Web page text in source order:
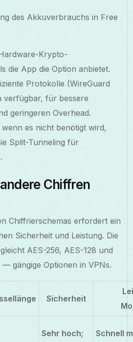
des Akkuverbrauchs in Free
Krypto-
die App die Option anbietet.
Protokolle (WireGuard
verfügbar, für bessere
geringeren Overhead.
es nicht benötigt wird,
Split-Tunneling für
Chiffren
Chiffrierschemas erfordert ein
Sicherheit und Leistung. Die
AES-256, AES-128 und
— gängige Optionen in VPNs.
Sicherheit
Sehr hoch;
Schnell